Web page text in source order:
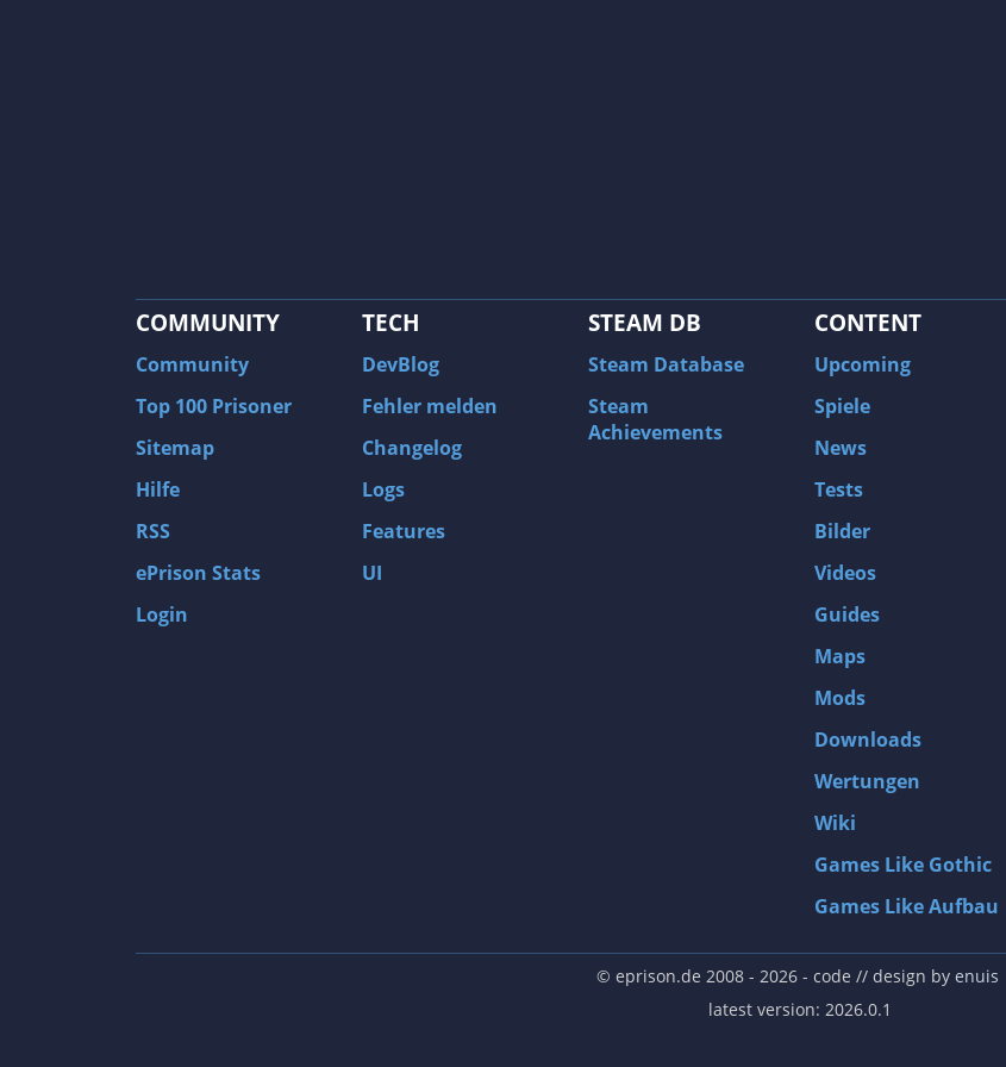
COMMUNITY
Community
Top 100 Prisoner
Sitemap
Hilfe
RSS
ePrison Stats
Login
TECH
DevBlog
Fehler melden
Changelog
Logs
Features
UI
STEAM DB
Steam Database
Steam
Achievements
CONTENT
Upcoming
Spiele
News
Tests
Bilder
Videos
Guides
Maps
Mods
Downloads
Wertungen
Wiki
Games Like Gothic
Games Like Aufbau
© eprison.de 2008 - 2026- code // design by enuis
latest version: 2026.0.1